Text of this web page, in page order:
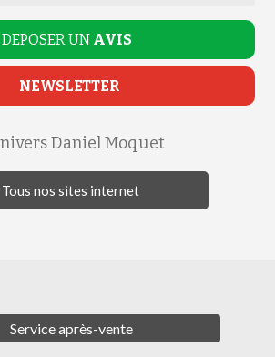
DEPOSER UN AVIS
NEWSLETTER
Daniel Moquet
Tous nos sites internet
Service après-vente